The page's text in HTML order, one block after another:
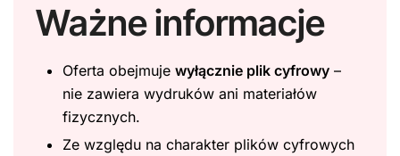
Ważne informacje
Oferta obejmuje wyłącznie plik cyfrowy –
nie zawiera wydruków ani materiałów
fizycznych.
Ze względu na charakter plików cyfrowych